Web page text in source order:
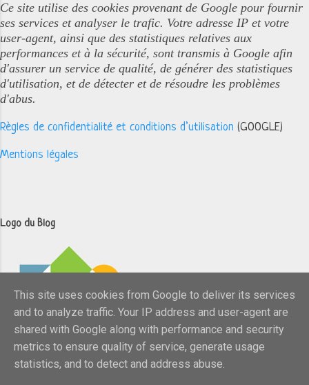
Ce site utilise des cookies provenant de Google pour fournir
ses services et analyser le trafic. Votre adresse IP et votre
user-agent, ainsi que des statistiques relatives aux
performances et à la sécurité, sont transmis à Google afin
d'assurer un service de qualité, de générer des statistiques
d'utilisation, et de détecter et de résoudre les problèmes
d'abus.
Règles de confidentialité et conditions d’utilisation (GOOGLE)
Mentions légales
Logo du Blog
This site uses cookies from Google to deliver its services
and to analyze traffic. Your IP address and user-agent are
shared with Google along with performance and security
metrics to ensure quality of service, generate usage
statistics, and to detect and address abuse.